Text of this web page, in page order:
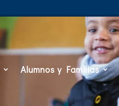
Alumnos y Familias